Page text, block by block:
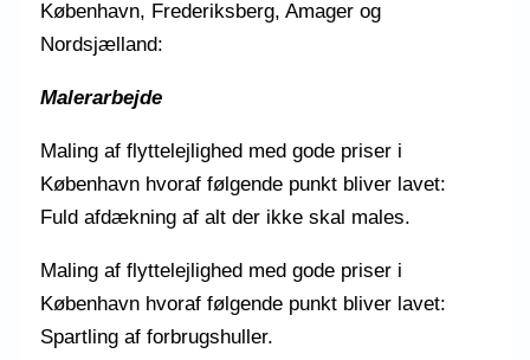
København, Frederiksberg, Amager og
Nordsjælland:
Malerarbejde
Maling af flyttelejlighed med gode priser i
København hvoraf følgende punkt bliver lavet:
Fuld afdækning af alt der ikke skal males.
Maling af flyttelejlighed med gode priser i
København hvoraf følgende punkt bliver lavet:
Spartling af forbrugshuller.